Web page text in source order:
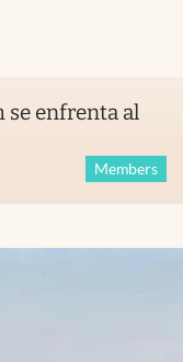
se enfrenta al
Members